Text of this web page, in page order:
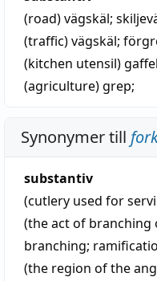
(road)vägskäl;
(traffic)vägskäl;
(kitchen utensil)gaffel
(agriculture)grep;
Synonymer till
substantiv
(cutlery used for
(the act of
branching;
(the region of the